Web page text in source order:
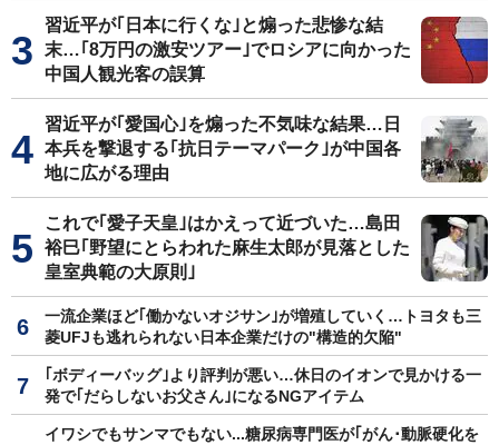
習近平が｢日本に行くな｣と煽った悲惨な結
末…｢8万円の激安ツアー｣でロシアに向かった
中国人観光客の誤算
習近平が｢愛国心｣を煽った不気味な結果…日
本兵を撃退する｢抗日テーマパーク｣が中国各
地に広がる理由
これで｢愛子天皇｣はかえって近づいた…島田
裕巳｢野望にとらわれた麻生太郎が見落とした
皇室典範の大原則｣
一流企業ほど｢働かないオジサン｣が増殖していく…トヨタも三
菱UFJも逃れられない日本企業だけの"構造的欠陥"
｢ボディーバッグ｣より評判が悪い…休日のイオンで見かける一
発で｢だらしないお父さん｣になるNGアイテム
イワシでもサンマでもない...糖尿病専門医が｢がん･動脈硬化を